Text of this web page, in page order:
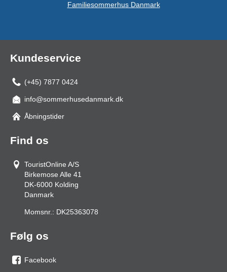
Familiesommerhus Danmark
Kundeservice
(+45) 7877 0424
info@sommerhusedanmark.dk
Åbningstider
Find os
TouristOnline A/S
Birkemose Alle 41
DK-6000 Kolding
Danmark
Momsnr.: DK25363078
Følg os
Facebook